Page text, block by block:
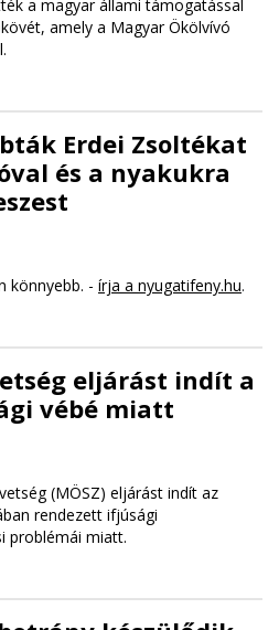
a magyar állami támogatással
amely a Magyar Ökölvívó
Erdei Zsoltékat
és a nyakukra
könnyebb. - írja a nyugatifeny.hu.
eljárást indít a
vébé miatt
(MÖSZ) eljárást indít az
rendezett ifjúsági
problémái miatt.